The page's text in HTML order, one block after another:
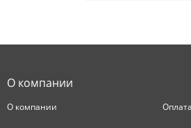
О компании
О компании